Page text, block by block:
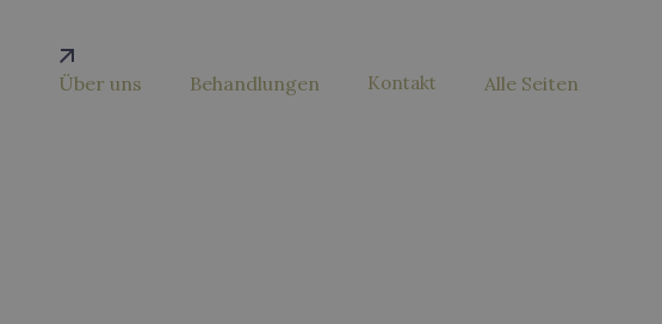
Über uns Behandlungen Kontakt Alle Seiten